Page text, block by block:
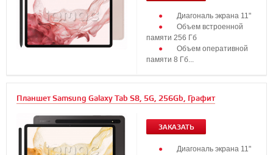
Диагональ экрана 11"
Объем встроенной
памяти 256 Гб
Объем оперативной
памяти 8 Гб...
Планшет Samsung Galaxy Tab S8, 5G, 256Gb, Графит
ЗАКАЗАТЬ
Диагональ экрана 11"